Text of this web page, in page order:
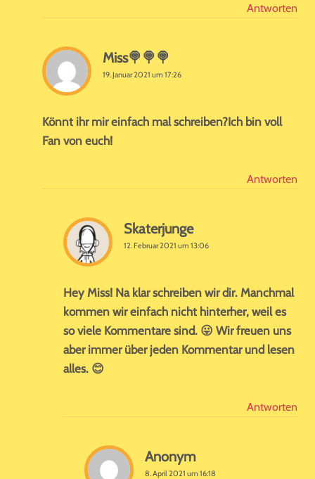
Antworten
Miss🍭🍭🍭
19. Januar 2021 um 17:26
Könnt ihr mir einfach mal schreiben?Ich bin voll
Fan von euch!
Antworten
Skaterjunge
12. Februar 2021 um 13:06
Hey Miss! Na klar schreiben wir dir. Manchmal
kommen wir einfach nicht hinterher, weil es
so viele Kommentare sind. 😛 Wir freuen uns
aber immer über jeden Kommentar und lesen
alles. 😊
Antworten
Anonym
8. April 2021 um 16:18